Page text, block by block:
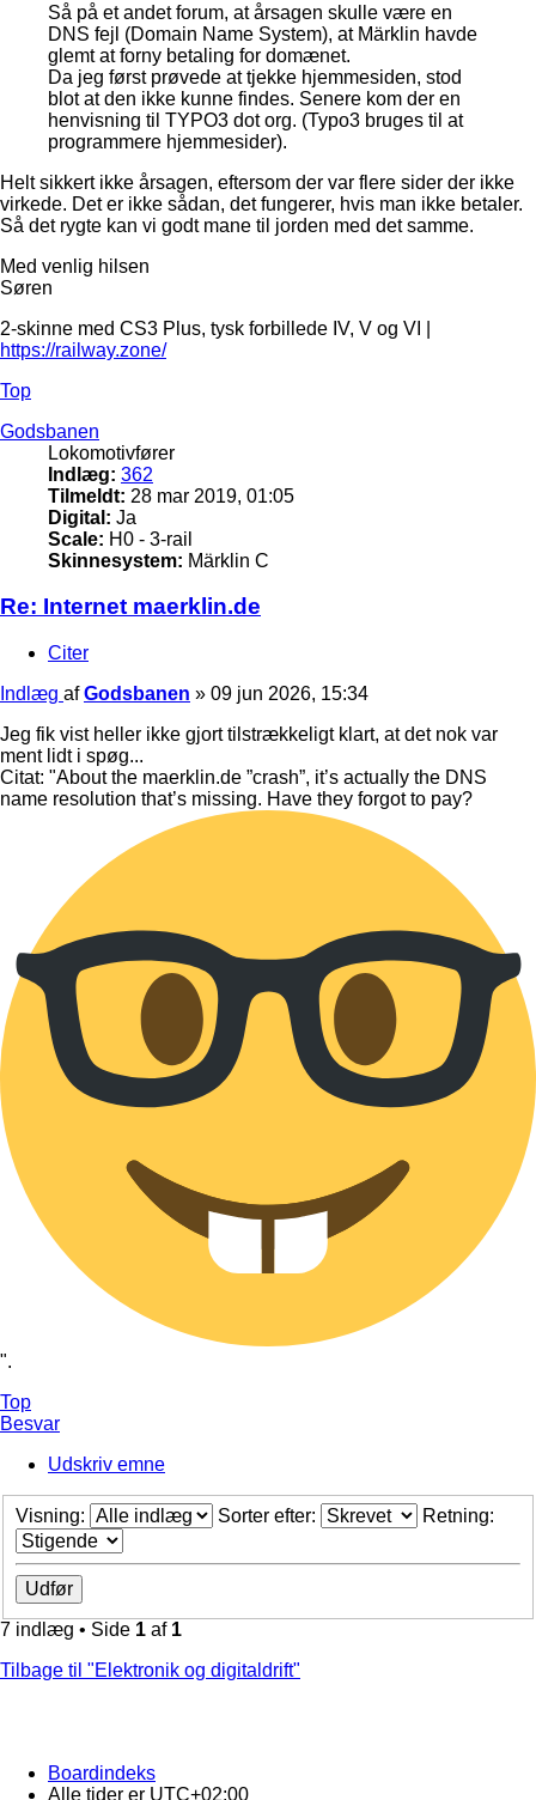
Så på et andet forum, at årsagen skulle være en
DNS fejl (Domain Name System), at Märklin havde
glemt at forny betaling for domænet.
Da jeg først prøvede at tjekke hjemmesiden, stod
blot at den ikke kunne findes. Senere kom der en
henvisning til TYPO3 dot org. (Typo3 bruges til at
programmere hjemmesider).
Helt sikkert ikke årsagen, eftersom der var flere sider der ikke
virkede. Det er ikke sådan, det fungerer, hvis man ikke betaler.
Så det rygte kan vi godt mane til jorden med det samme.
Med venlig hilsen
Søren
2-skinne med CS3 Plus, tysk forbillede IV, V og VI |
https://railway.zone/
Top
Godsbanen
Lokomotivfører
Indlæg: 362
Tilmeldt: 28 mar 2019, 01:05
Digital: Ja
Scale: H0 - 3-rail
Skinnesystem: Märklin C
Re: Internet maerklin.de
Citer
Indlæg afGodsbanen » 09 jun 2026, 15:34
Jeg fik vist heller ikke gjort tilstrækkeligt klart, at det nok var
ment lidt i spøg...
Citat: "About the maerklin.de ”crash”, it’s actually the DNS
name resolution that’s missing. Have they forgot to pay?
".
Top
Besvar
Udskriv emne
Visning: Sorter efter: Retning:
7 indlæg • Side 1 af 1
Tilbage til "Elektronik og digitaldrift"
Boardindeks
Alle tider er UTC+02:00